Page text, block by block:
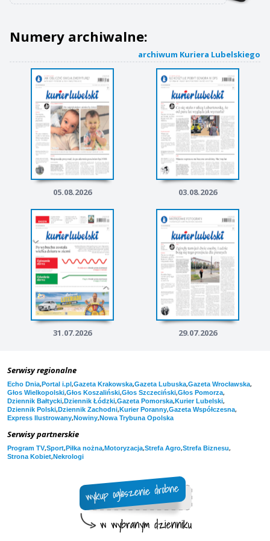
Numery archiwalne:
archiwum Kuriera Lubelskiego
05.08.2026 03.08.2026
31.07.2026 29.07.2026
Serwisy regionalne
Echo Dnia,Portal i.pl,Gazeta Krakowska,Gazeta Lubuska,Gazeta Wrocławska,
Głos Wielkopolski,Głos Koszaliński,Głos Szczeciński,Głos Pomorza,
Dziennik Bałtycki,Dziennik Łódzki,Gazeta Pomorska,Kurier Lubelski,
Dziennik Polski,Dziennik Zachodni,Kurier Poranny,Gazeta Współczesna,
Express Ilustrowany,Nowiny,Nowa Trybuna Opolska
Serwisy partnerskie
Program TV,Sport,Piłka nożna,Motoryzacja,Strefa Agro,Strefa Biznesu,
Strona Kobiet,Nekrologi